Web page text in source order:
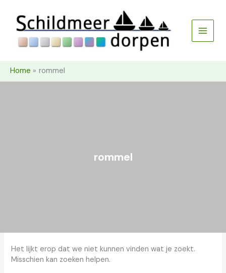
inhoud
Home rommel
rommel
Het lijkt erop dat we niet kunnen vinden wat je zoekt.
Misschien kan zoeken helpen.